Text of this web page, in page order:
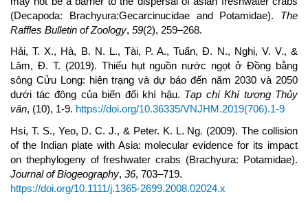
(Decapoda: Brachyura:Gecarcinucidae and Potamidae). The
Raffles Bulletin of Zoology, 59(2), 259–268.
Hải, T. X., Hà, B. N. L., Tài, P. A., Tuấn, Đ. N., Nghị, V. V., &
Lâm, Đ. T. (2019). Thiếu hụt nguồn nước ngọt ở Đồng bằng
sông Cửu Long: hiện trạng và dự báo đến năm 2030 và 2050
dưới tác động của biến đổi khí hậu. Tạp chí Khí tượng Thủy
văn, (10), 1-9. https://doi.org/10.36335/VNJHM.2019(706).1-9
Hsi, T. S., Yeo, D. C. J., & Peter. K. L. Ng. (2009). The collision
of the Indian plate with Asia: molecular evidence for its impact
on thephylogeny of freshwater crabs (Brachyura: Potamidae).
Journal of Biogeography, 36, 703–719.
https://doi.org/10.1111/j.1365-2699.2008.02024.x